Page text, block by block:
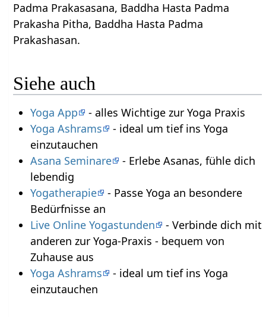
Padma Prakasasana, Baddha Hasta Padma
Prakasha Pitha, Baddha Hasta Padma
Prakashasan.
Siehe auch
Yoga App
- alles Wichtige zur Yoga Praxis
Yoga Ashrams
- ideal um tief ins Yoga
einzutauchen
Asana Seminare
- Erlebe Asanas, fühle dich
lebendig
Yogatherapie
- Passe Yoga an besondere
Bedürfnisse an
Live Online Yogastunden
- Verbinde dich mit
anderen zur Yoga-Praxis - bequem von
Zuhause aus
Yoga Ashrams
- ideal um tief ins Yoga
einzutauchen